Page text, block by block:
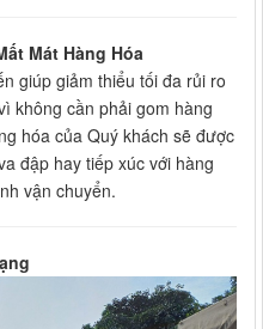
Mát Hàng Hóa
giúp giảm thiểu tối đa rủi ro
không cần phải gom hàng
hóa của Quý khách sẽ được
đập hay tiếp xúc với hàng
vận chuyển.